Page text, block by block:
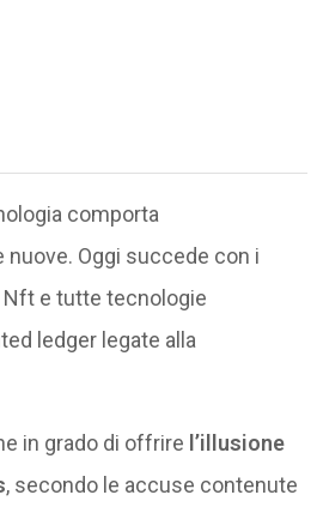
comporta
nuove. Oggi succede con i
Nft e tutte tecnologie
ledger legate alla
in grado di offrire l’illusione
, secondo le accuse contenute